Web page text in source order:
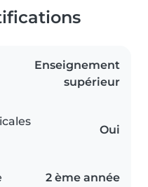
Enseignement
supérieur
Oui
2 ème année